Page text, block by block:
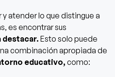
atender lo que distingue a
es encontrar sus
destacar. Esto solo puede
combinación apropiada de
educativo, como: